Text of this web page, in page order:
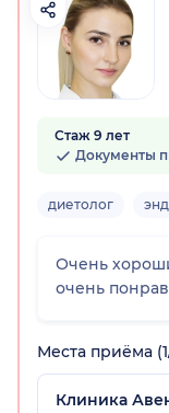
Стаж 9 лет
Документы
диетолог
Очень
очень
Места приёма
Клиника